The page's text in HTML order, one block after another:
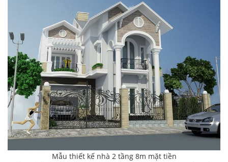
Mẫu thiết kế nhà 2 tầng 8m mặt tiền